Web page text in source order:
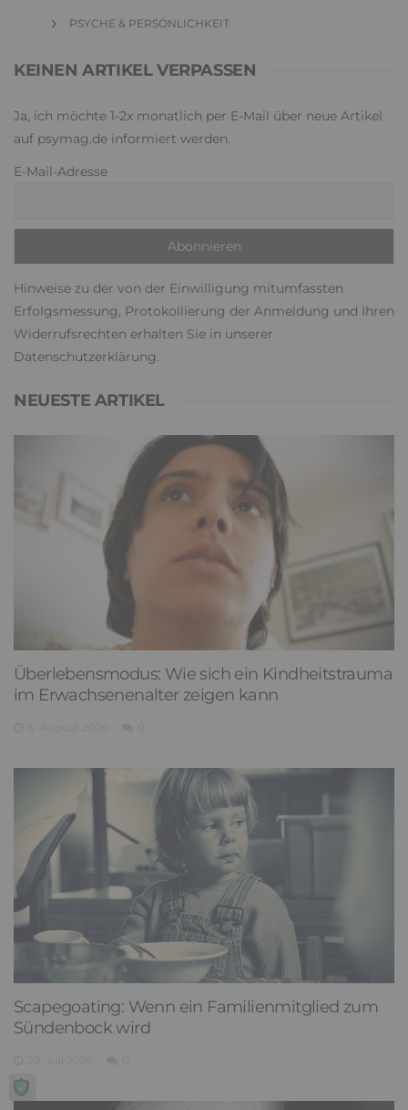
PSYCHE & PERSÖNLICHKEIT
KEINEN ARTIKEL VERPASSEN
Ja, ich möchte 1-2x monatlich per E-Mail über neue Artikel
auf psymag.de informiert werden.
E-Mail-Adresse
Hinweise zu der von der Einwilligung mitumfassten
Erfolgsmessung, Protokollierung der Anmeldung und Ihren
Widerrufsrechten erhalten Sie in unserer
Datenschutzerklärung.
NEUESTE ARTIKEL
Überlebensmodus: Wie sich ein Kindheitstrauma
im Erwachsenenalter zeigen kann
Scapegoating: Wenn ein Familienmitglied zum
Sündenbock wird